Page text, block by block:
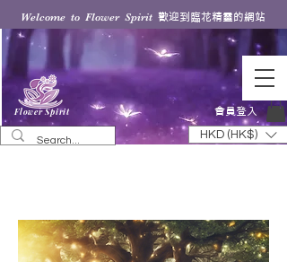
HKD (HK$)
Flower Spirit 會員登入
Welcome to Flower Spirit 歡迎到臨花精靈的網站